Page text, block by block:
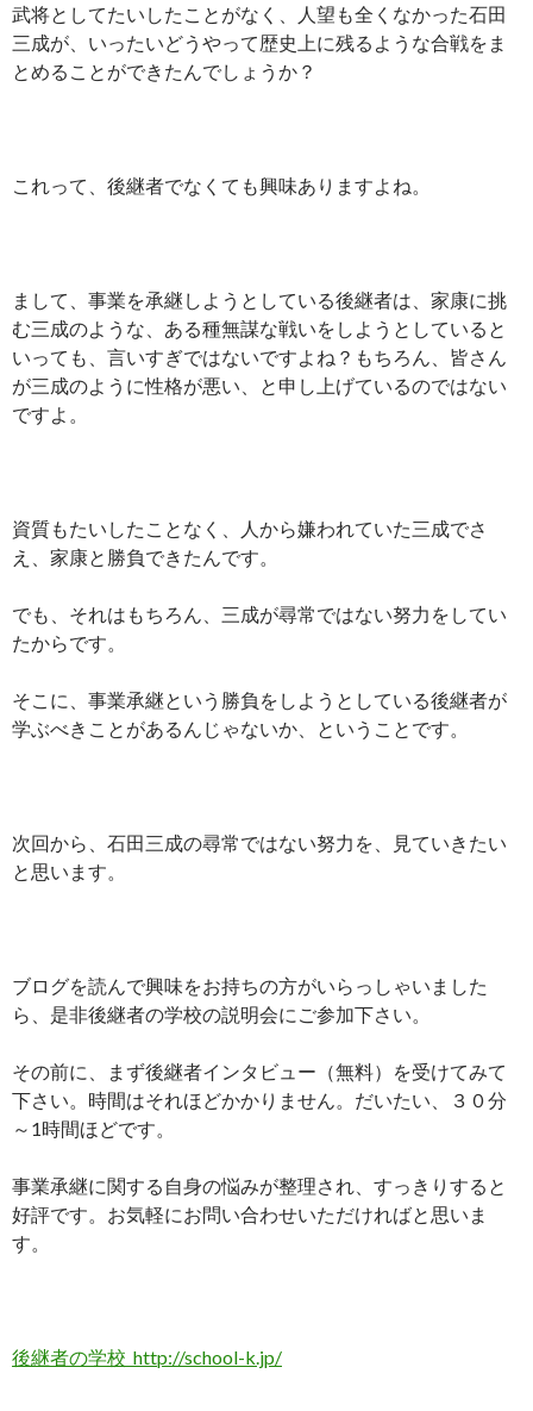
武将としてたいしたことがなく、人望も全くなかった石田
三成が、いったいどうやって歴史上に残るような合戦をま
とめることができたんでしょうか？
これって、後継者でなくても興味ありますよね。
まして、事業を承継しようとしている後継者は、家康に挑
む三成のような、ある種無謀な戦いをしようとしていると
いっても、言いすぎではないですよね？もちろん、皆さん
が三成のように性格が悪い、と申し上げているのではない
ですよ。
資質もたいしたことなく、人から嫌われていた三成でさ
え、家康と勝負できたんです。
でも、それはもちろん、三成が尋常ではない努力をしてい
たからです。
そこに、事業承継という勝負をしようとしている後継者が
学ぶべきことがあるんじゃないか、ということです。
次回から、石田三成の尋常ではない努力を、見ていきたい
と思います。
ブログを読んで興味をお持ちの方がいらっしゃいました
ら、是非後継者の学校の説明会にご参加下さい。
その前に、まず後継者インタビュー（無料）を受けてみて
下さい。時間はそれほどかかりません。だいたい、３０分
～1時間ほどです。
事業承継に関する自身の悩みが整理され、すっきりすると
好評です。お気軽にお問い合わせいただければと思いま
す。
後継者の学校 http://school-k.jp/